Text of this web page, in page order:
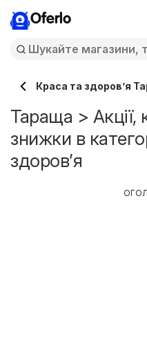
Oferlo
Краса та здоров’я
Тараща > Акції,
знижки в
здоров’я